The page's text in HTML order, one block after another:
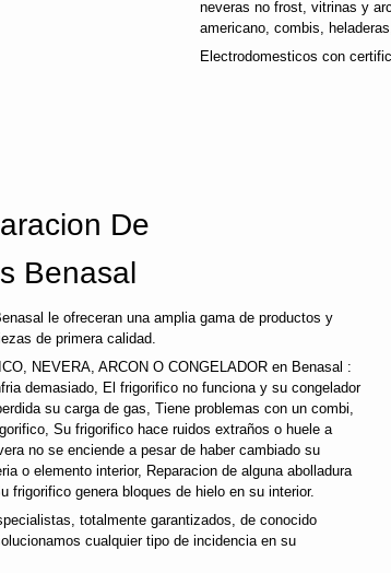
neveras no frost, vitrinas y
americano, combis,
Electrodomesticos con
De
Benasal
le ofreceran una amplia gama de productos y
de primera calidad.
NEVERA, ARCON O CONGELADOR en Benasal :
demasiado, El frigorifico no funciona y su congelador
su carga de gas, Tiene problemas con un combi,
Su frigorifico hace ruidos extraños o huele a
no se enciende a pesar de haber cambiado su
o elemento interior, Reparacion de alguna abolladura
frigorifico genera bloques de hielo en su interior.
totalmente garantizados, de conocido
cualquier tipo de incidencia en su